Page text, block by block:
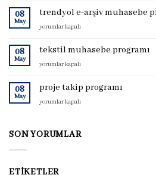
takibi
programı
için
08
May
trendyol e-arşiv muhasebe
trendyol
arşiv
programı
yorumlar kapalı
08
May
tekstil muhasebe programı
tekstil
programı
için
yorumlar kapalı
08
May
proje takip programı
proje
için
yorumlar kapalı
SON YORUMLAR
ETIKETLER